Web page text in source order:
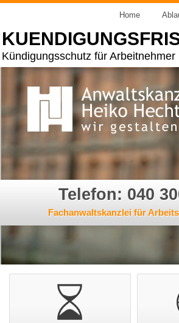
Home
Kündigungsschutz für Arbeitnehmer
Telefon: 040
Fachanwaltskanzlei für